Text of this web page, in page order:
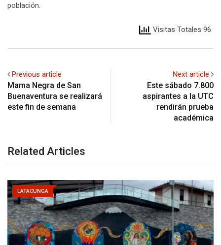
población.
Visitas Totales 96
Previous article
Mama Negra de San
Buenaventura se realizará
este fin de semana
Next article
Este sábado 7.800
aspirantes a la UTC
rendirán prueba
académica
Related Articles
LATACUNGA